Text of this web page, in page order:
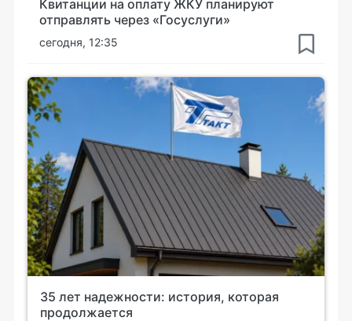
Квитанции на оплату ЖКУ планируют
отправлять через «Госуслуги»
сегодня, 12:35
35 лет надежности: история, которая
продолжается